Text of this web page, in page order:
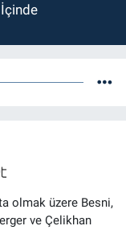
olmak üzere Besni,
ve Çelikhan